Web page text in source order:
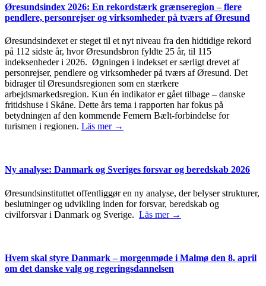
Øresundsindex 2026: En rekordstærk grænseregion – flere
pendlere, personrejser og virksomheder på tværs af Øresund
Øresundsindexet er steget til et nyt niveau fra den hidtidige rekord
på 112 sidste år, hvor Øresundsbron fyldte 25 år, til 115
indeksenheder i 2026. Øgningen i indekset er særligt drevet af
personrejser, pendlere og virksomheder på tværs af Øresund. Det
bidrager til Øresundsregionen som en stærkere
arbejdsmarkedsregion. Kun én indikator er gået tilbage – danske
fritidshuse i Skåne. Dette års tema i rapporten har fokus på
betydningen af den kommende Femern Bælt-forbindelse for
turismen i regionen. Läs mer →
Ny analyse: Danmark og Sveriges forsvar og beredskab 2026
Øresundsinstituttet offentliggør en ny analyse, der belyser strukturer,
beslutninger og udvikling inden for forsvar, beredskab og
civilforsvar i Danmark og Sverige. Läs mer →
Hvem skal styre Danmark – morgenmøde i Malmø den 8. april
om det danske valg og regeringsdannelsen